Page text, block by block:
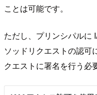
ことは可能です。
ただし、プリンシパルに
ソッドリクエストの認可
クエストに署名を行う必